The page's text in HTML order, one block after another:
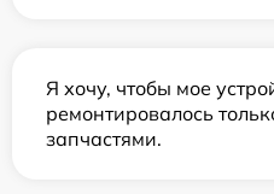
Я хочу, чтобы мое
ремонтировалось
запчастями.